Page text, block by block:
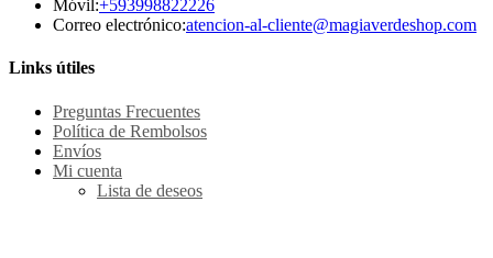
Móvil:+593998822226Se
abre
Correo electrónico:atencion-al-cliente@magiaverdeshop.comSe
Links útiles
Preguntas Frecuentes
Política de Rembolsos
Envíos
Mi cuenta
Lista de deseos